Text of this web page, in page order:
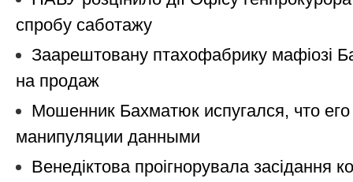
спробу саботажу
Заарештовану птахофабрику мафіозі
на продаж
Мошенник Бахматюк испугался, что
манипуляции данными
Венедіктова проігнорувала засідання